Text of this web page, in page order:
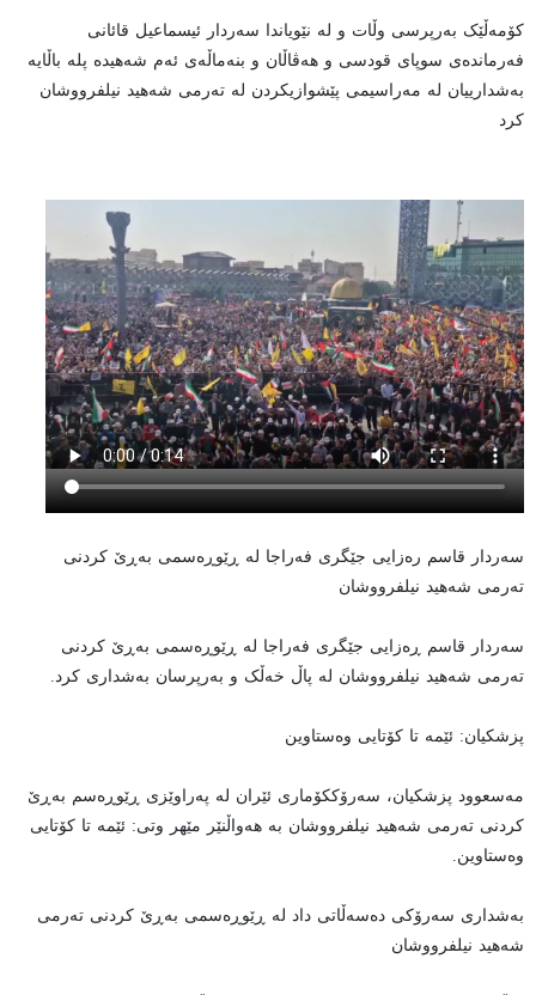
کۆمەڵێک بەرپرسی وڵات و لە نێویاندا سەردار ئیسماعیل قائانی
فەرماندەی سوپای قودسی و هەڤاڵان و بنەماڵەی ئەم شەهیدە پلە باڵایە
بەشدارییان لە مەراسیمی پێشوازیکردن لە تەرمی شەهید نیلفرووشان
کرد
سەردار قاسم رەزایی جێگری فەراجا لە ڕێوڕەسمی بەڕێ کردنی
تەرمی شەهید نیلفرووشان
سەردار قاسم ڕەزایی جێگری فەراجا لە ڕێوڕەسمی بەڕێ کردنی
تەرمی شەهید نیلفرووشان لە پاڵ خەڵک و بەرپرسان بەشداری کرد.
پزشكیان: ئێمە تا کۆتایی وەستاوین
مەسعوود پزشکیان، سەرۆککۆماری ئێران لە پەراوێزی ڕێوڕەسم بەڕێ
کردنی تەرمی شەهید نیلفرووشان بە هەواڵنێر مێهر وتی: ئێمە تا کۆتایی
وەستاوین.
بەشداری سەرۆکی دەسەڵاتی داد لە ڕێوڕەسمی بەڕێ کردنی تەرمی
شەهید نیلفرووشان